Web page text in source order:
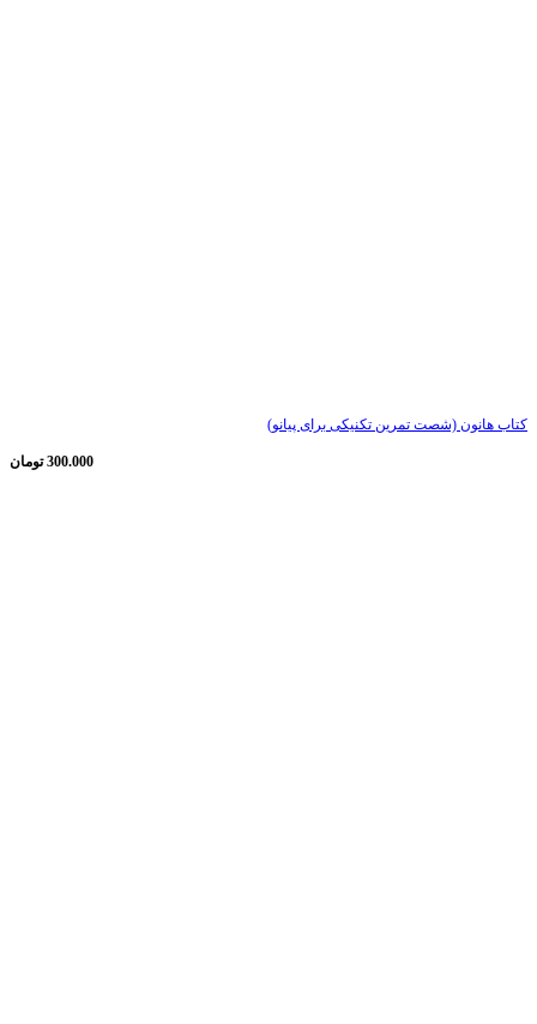
کتاب هانون (شصت تمرین تکنیکی برای پیانو)
300.000 تومان